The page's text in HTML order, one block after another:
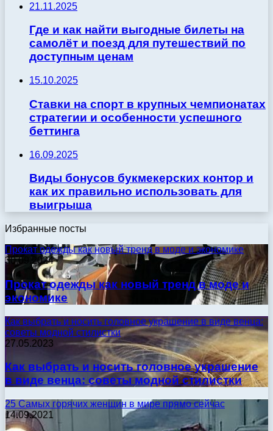
21.11.2025
Где и как найти выгодные билеты на
самолёт и поезд для путешествий по
доступным ценам
15.10.2025
Ставки на спорт в крупных чемпионатах
стратегии и особенности успешного
беттинга
16.09.2025
Виды бонусов букмекерских контор и
как их правильно использовать для
выигрыша
Избранные посты
Прокат одежды как новый тренд в моде и экономике
30.09.2024
Прокат одежды как новый тренд в моде и
экономике
Как выбрать и носить головное украшение в виде венца:
советы модной стилистки
27.05.2023
Как выбрать и носить головное украшение
в виде венца: советы модной стилистки
25 Самых горячих женщин в мире прямо сейчас
14.09.2021